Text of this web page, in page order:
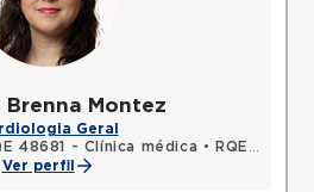
Brenna Montez
Geral
48681 - Clínica médica •
RQE 48682 - Cardiologia
Ver perfil